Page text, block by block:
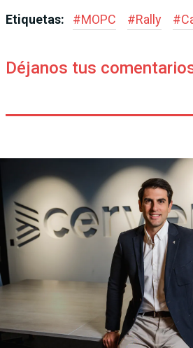
Etiquetas: #MOPC #Rally #
Déjanos tus